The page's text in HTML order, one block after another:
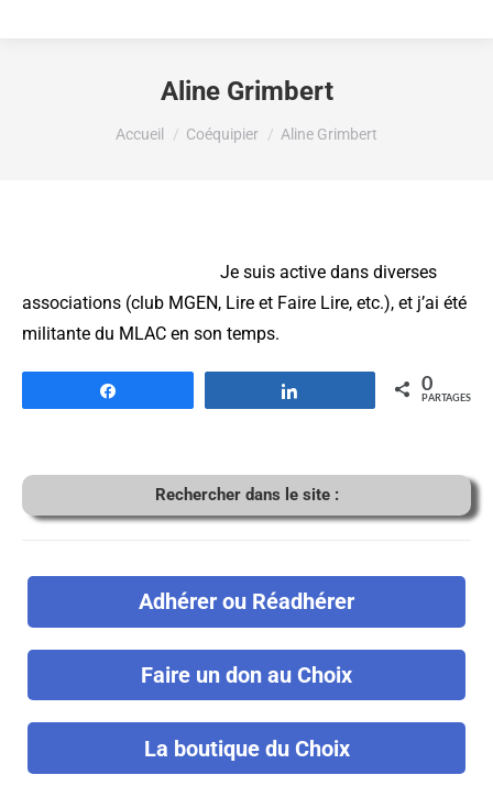
Aline Grimbert
Vous êtes ici :
Accueil Coéquipier Aline Grimbert
Je suis active dans diverses
associations (club MGEN, Lire et Faire Lire, etc.), et j’ai été
militante du MLAC en son temps.
0
PARTAGES
Rechercher dans le site :
Adhérer ou Réadhérer
Faire un don au Choix
La boutique du Choix